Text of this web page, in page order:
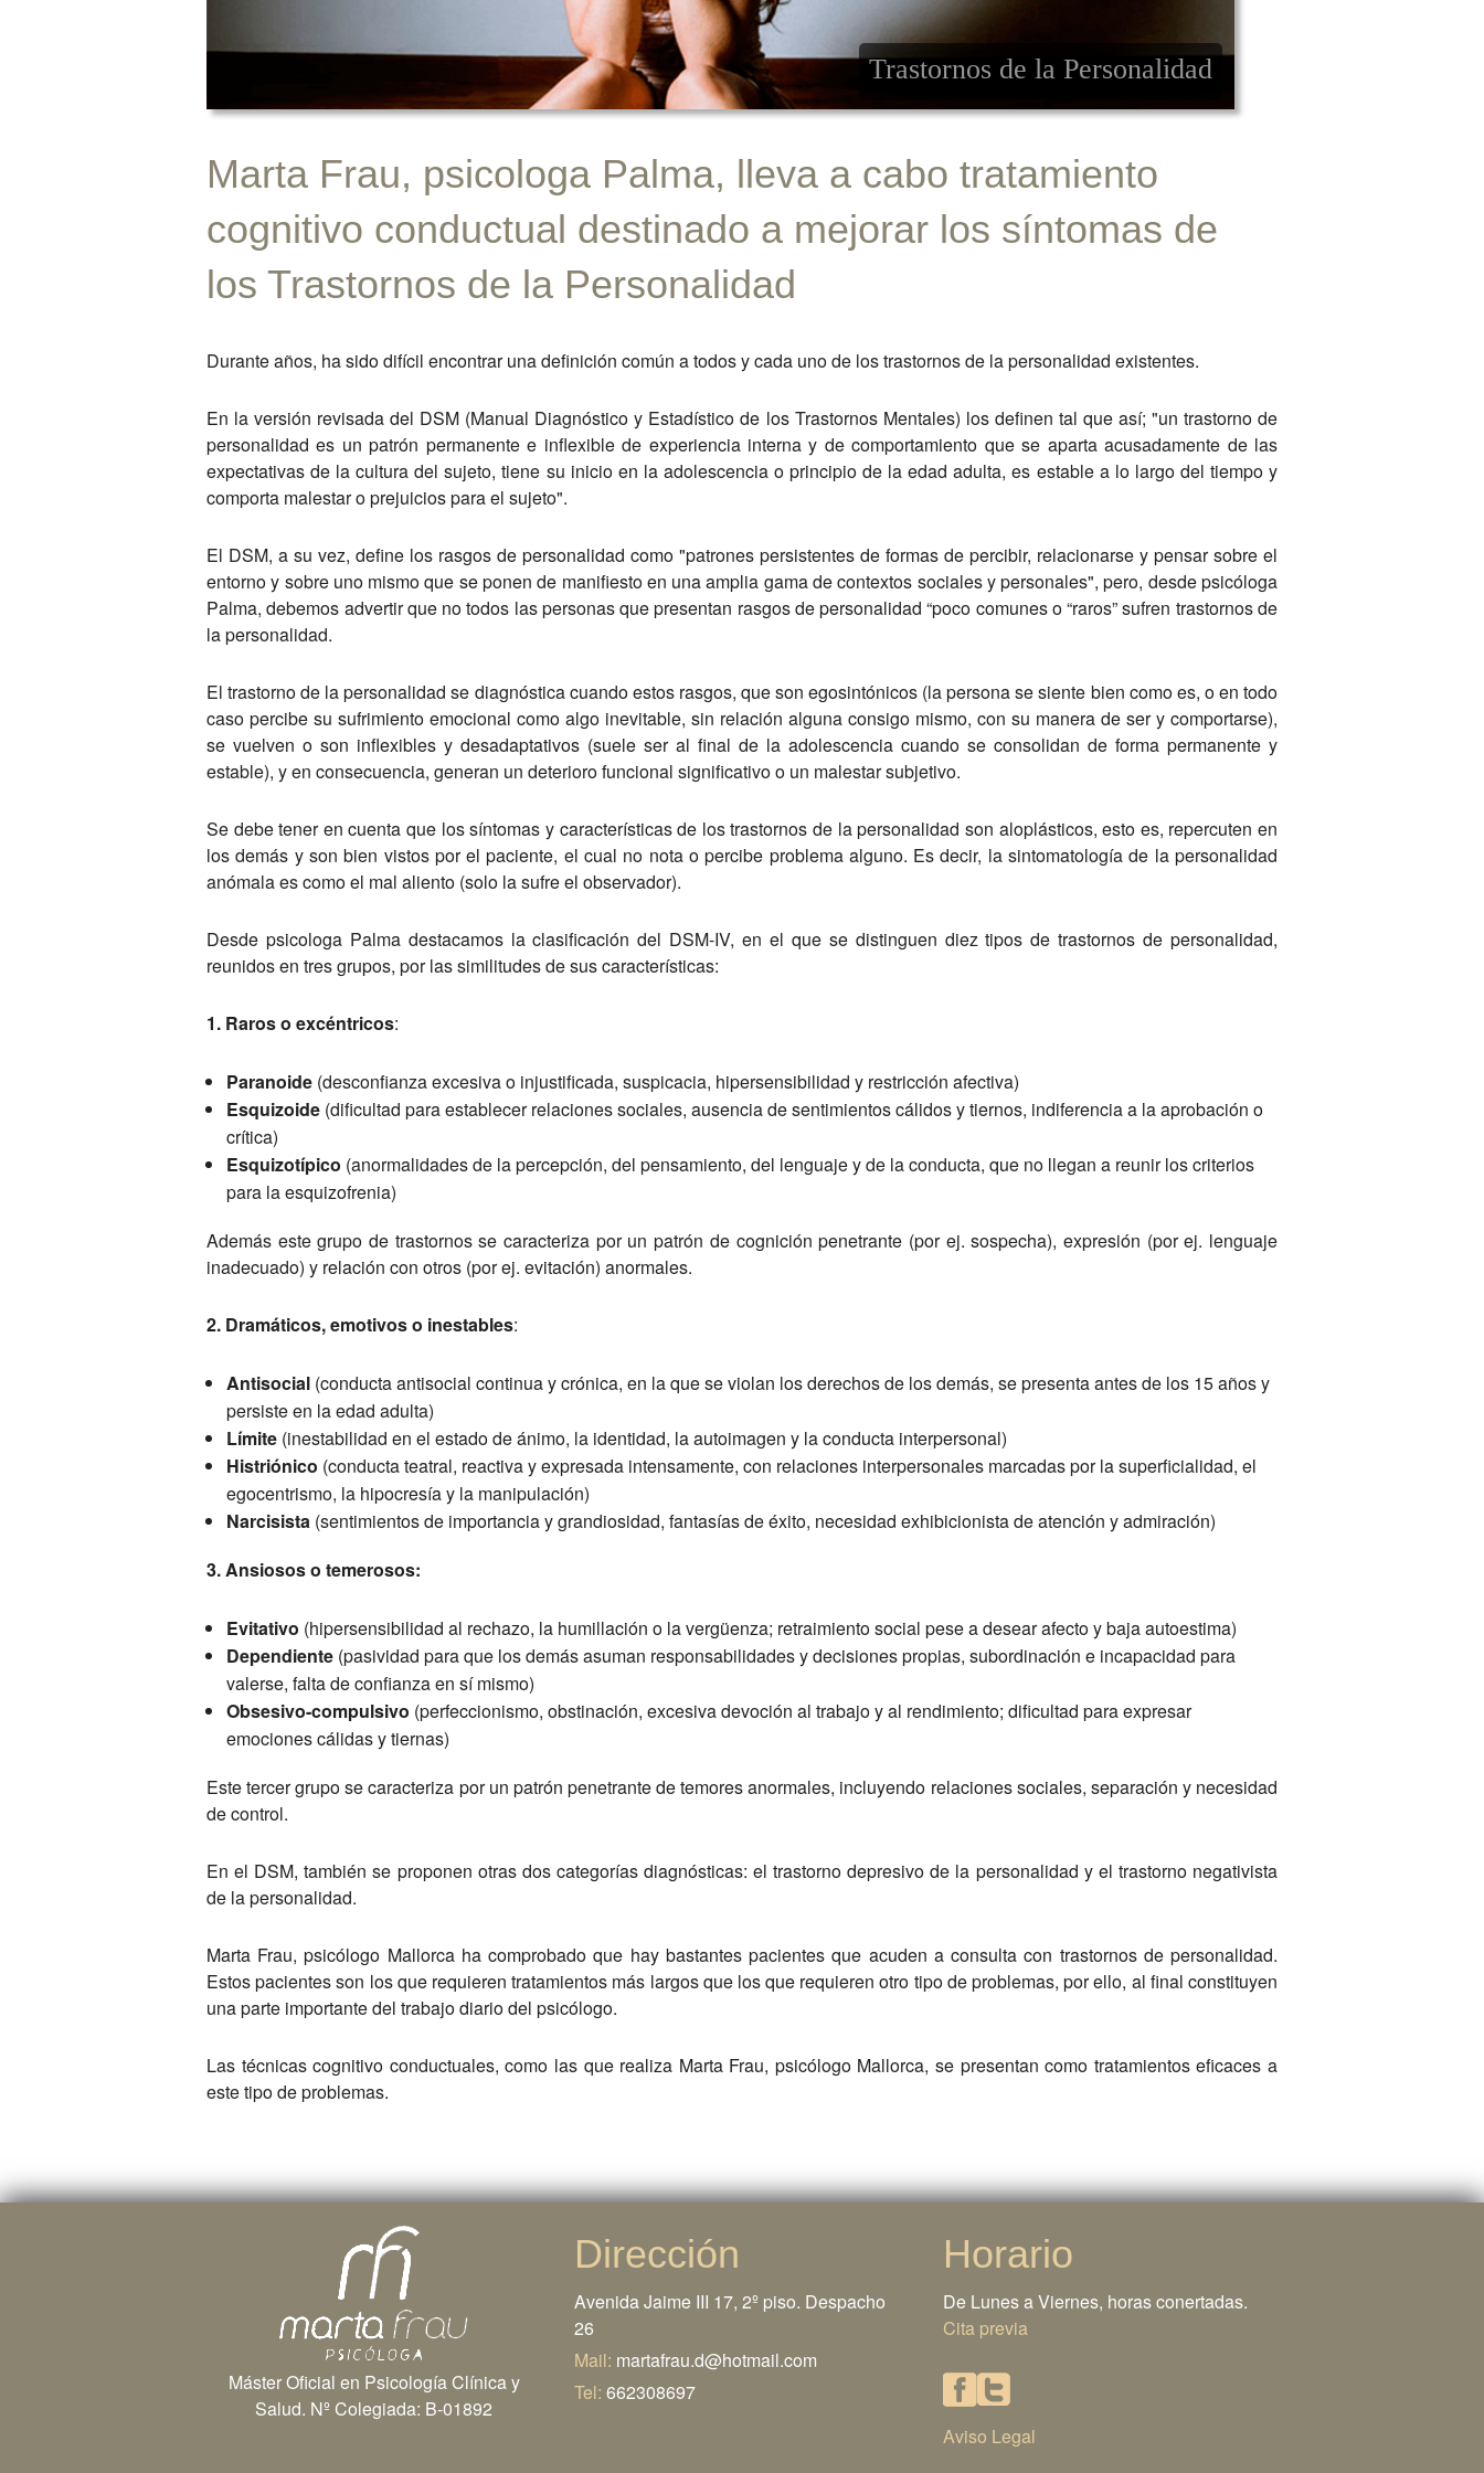
Estrés
Crecimiento personal Trastornos de la Personalidad
Marta Frau, psicologa Palma, lleva a cabo tratamiento
cognitivo conductual destinado a mejorar los síntomas de
los Trastornos de la Personalidad
Durante años, ha sido difícil encontrar una definición común a todos y cada uno de los trastornos de la personalidad existentes.
En la versión revisada del DSM (Manual Diagnóstico y Estadístico de los Trastornos Mentales) los definen tal que así; "un trastorno de
personalidad es un patrón permanente e inflexible de experiencia interna y de comportamiento que se aparta acusadamente de las
expectativas de la cultura del sujeto, tiene su inicio en la adolescencia o principio de la edad adulta, es estable a lo largo del tiempo y
comporta malestar o prejuicios para el sujeto".
El DSM, a su vez, define los rasgos de personalidad como "patrones persistentes de formas de percibir, relacionarse y pensar sobre el
entorno y sobre uno mismo que se ponen de manifiesto en una amplia gama de contextos sociales y personales", pero, desde psicóloga
Palma, debemos advertir que no todos las personas que presentan rasgos de personalidad “poco comunes o “raros” sufren trastornos de
la personalidad.
El trastorno de la personalidad se diagnóstica cuando estos rasgos, que son egosintónicos (la persona se siente bien como es, o en todo
caso percibe su sufrimiento emocional como algo inevitable, sin relación alguna consigo mismo, con su manera de ser y comportarse),
se vuelven o son inflexibles y desadaptativos (suele ser al final de la adolescencia cuando se consolidan de forma permanente y
estable), y en consecuencia, generan un deterioro funcional significativo o un malestar subjetivo.
Se debe tener en cuenta que los síntomas y características de los trastornos de la personalidad son aloplásticos, esto es, repercuten en
los demás y son bien vistos por el paciente, el cual no nota o percibe problema alguno. Es decir, la sintomatología de la personalidad
anómala es como el mal aliento (solo la sufre el observador).
Desde psicologa Palma destacamos la clasificación del DSM-IV, en el que se distinguen diez tipos de trastornos de personalidad,
reunidos en tres grupos, por las similitudes de sus características:
1. Raros o excéntricos:
Paranoide(desconfianza excesiva o injustificada, suspicacia, hipersensibilidad y restricción afectiva)
Esquizoide(dificultad para establecer relaciones sociales, ausencia de sentimientos cálidos y tiernos, indiferencia a la aprobación o
crítica)
Esquizotípico (anormalidades de la percepción, del pensamiento, del lenguaje y de la conducta, que no llegan a reunir los criterios
para la esquizofrenia)
Además este grupo de trastornos se caracteriza por un patrón de cognición penetrante (por ej. sospecha), expresión (por ej. lenguaje
inadecuado) y relación con otros (por ej. evitación) anormales.
2. Dramáticos, emotivos o inestables:
Antisocial(conducta antisocial continua y crónica, en la que se violan los derechos de los demás, se presenta antes de los 15 años y
persiste en la edad adulta)
Límite(inestabilidad en el estado de ánimo, la identidad, la autoimagen y la conducta interpersonal)
Histriónico (conducta teatral, reactiva y expresada intensamente, con relaciones interpersonales marcadas por la superficialidad, el
egocentrismo, la hipocresía y la manipulación)
Narcisista(sentimientos de importancia y grandiosidad, fantasías de éxito, necesidad exhibicionista de atención y admiración)
3. Ansiosos o temerosos:
Evitativo (hipersensibilidad al rechazo, la humillación o la vergüenza; retraimiento social pese a desear afecto y baja autoestima)
Dependiente(pasividad para que los demás asuman responsabilidades y decisiones propias, subordinación e incapacidad para
valerse, falta de confianza en sí mismo)
Obsesivo-compulsivo (perfeccionismo, obstinación, excesiva devoción al trabajo y al rendimiento; dificultad para expresar
emociones cálidas y tiernas)
Este tercer grupo se caracteriza por un patrón penetrante de temores anormales, incluyendo relaciones sociales, separación y necesidad
de control.
En el DSM, también se proponen otras dos categorías diagnósticas: el trastorno depresivo de la personalidad y el trastorno negativista
de la personalidad.
Marta Frau, psicólogo Mallorca ha comprobado que hay bastantes pacientes que acuden a consulta con trastornos de personalidad.
Estos pacientes son los que requieren tratamientos más largos que los que requieren otro tipo de problemas, por ello, al final constituyen
una parte importante del trabajo diario del psicólogo.
Las técnicas cognitivo conductuales, como las que realiza Marta Frau, psicólogo Mallorca, se presentan como tratamientos eficaces a
este tipo de problemas.
Máster Oficial en Psicología Clínica y
Salud. Nº Colegiada: B-01892
Dirección
Avenida Jaime III 17, 2º piso. Despacho
26
Mail: martafrau.d@hotmail.com
Tel: 662308697
Horario
De Lunes a Viernes, horas conertadas.
Cita previa
Aviso Legal